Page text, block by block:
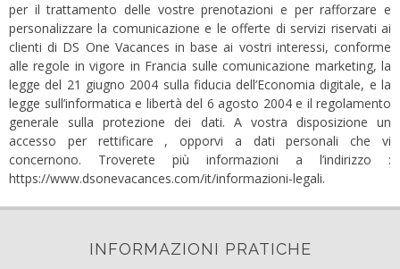
per il trattamento delle vostre prenotazioni e per rafforzare e
personalizzare la comunicazione e le offerte di servizi riservati ai
clienti di DS One Vacances in base ai vostri interessi, conforme
alle regole in vigore in Francia sulle comunicazione marketing, la
legge del 21 giugno 2004 sulla fiducia dell’Economia digitale, e la
legge sull’informatica e libertà del 6 agosto 2004 e il regolamento
generale sulla protezione dei dati. A vostra disposizione un
accesso per rettificare , opporvi a dati personali che vi
concernono. Troverete più informazioni a l’indirizzo :
https://www.dsonevacances.com/it/informazioni-legali.
INFORMAZIONI PRATICHE